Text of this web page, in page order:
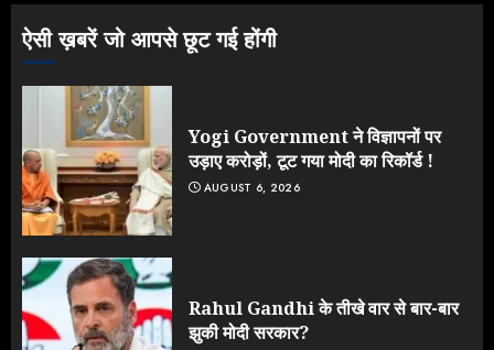
3
ऐसी ख़बरें जो आपसे छूट गई होंगी
Yogi Government ने विज्ञापनों पर
उड़ाए करोड़ों, टूट गया मोदी का रिकॉर्ड !
AUGUST 6, 2026
Rahul Gandhi के तीखे वार से बार-बार
झुकी मोदी सरकार?